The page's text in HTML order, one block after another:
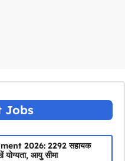
Jobs
2026: 2292 सहायक
योग्यता, आयु सीमा